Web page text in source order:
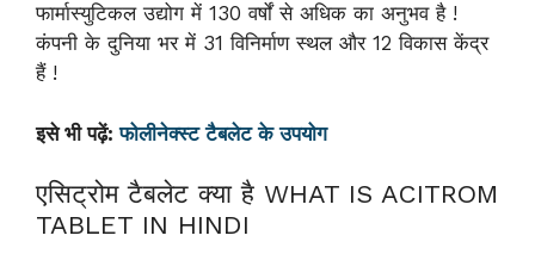
फार्मास्युटिकल उद्योग में 130 वर्षों से अधिक का अनुभव है !
कंपनी के दुनिया भर में 31 विनिर्माण स्थल और 12 विकास केंद्र
हैं !
इसे भी पढ़ें:फोलीनेक्स्ट टैबलेट के उपयोग
एसिट्रोम टैबलेट क्या है WHAT IS ACITROM
TABLET IN HINDI